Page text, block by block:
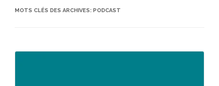
MOTS CLÉS DES ARCHIVES: PODCAST